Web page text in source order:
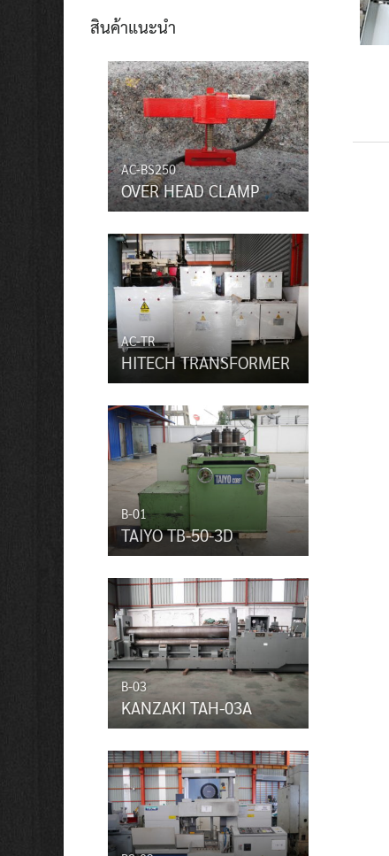
สินค้าแนะนำ
AC-BS250
OVER HEAD CLAMP
AC-TR
HITECH TRANSFORMER
B-01
TAIYO TB-50-3D
B-03
KANZAKI TAH-03A